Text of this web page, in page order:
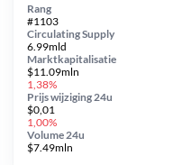
Circulating Supply
6.99mld
Prijs wijziging 24u
$0,01
1,00%
Marktkapitalisatie
$11.09mln
1,38%
Volume 24u
$7.49mln
Rang
#1103